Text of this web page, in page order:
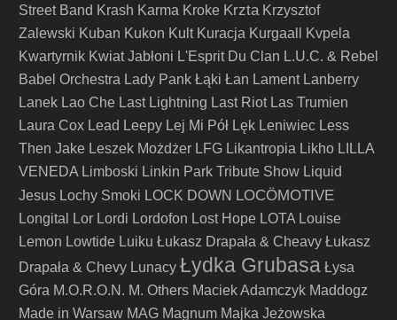
Street Band Krash Karma Kroke Krzta Krzysztof
Zalewski Kuban Kukon Kult Kuracja Kurgaall
Kvpela
Kwartyrnik Kwiat Jabłoni L'Esprit Du Clan L.U.C. & Rebel
Babel Orchestra Lady Pank Łąki Łan Lament Lanberry
Lanek Lao Che Last Lightning Last Riot Las Trumien
Laura Cox Lead Leepy Lej Mi Pół Lęk Leniwiec Less
Then Jake Leszek Możdżer LFG Likantropia Likho LILLA
VENEDA Limboski Linkin Park Tribute Show Liquid
Jesus Lochy Smoki LOCK DOWN LOCÖMOTIVE
Longital Lor Lordi Lordofon Lost Hope LOTA Louise
Lemon Lowtide Luiku Łukasz Drapała & Cheavy Łukasz
Drapała & Chevy Lunacy Łydka Grubasa Łysa
Góra M.O.R.O.N. M. Others Maciek Adamczyk Maddogz
Made in Warsaw MAG Magnum Majka Jeżowska